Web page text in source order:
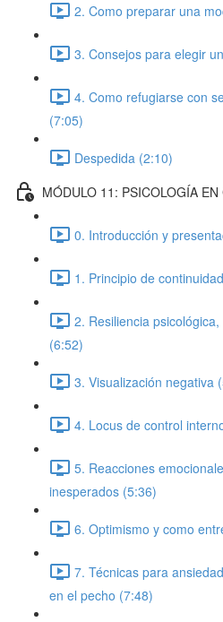
2. Como preparar una
3. Consejos para elegir
4. Como refugiarse con
(7:05)
Despedida (2:10)
MÓDULO 11: PSICOLOGÍA EN
0. Introducción y
1. Principio de
2. Resiliencia
(6:52)
3. Visualización negativa
4. Locus de control
5. Reacciones
inesperados (5:36)
6. Optimismo y como
7. Técnicas para
en el pecho (7:48)